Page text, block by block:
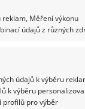
Měření výkonu
údajů z různých
údajů k výběru
k výběru
profilů pro výběr
se